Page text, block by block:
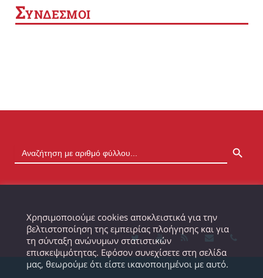
ΣΥΝΔΕΣΜΟΙ
Χρησιμοποιούμε cookies αποκλειστικά για την
βελτιστοποίηση της εμπειρίας πλοήγησης και για
τη σύνταξη ανώνυμων στατιστικών
επισκεψιμότητας. Εφόσον συνεχίσετε στη σελίδα
μας, θεωρούμε ότι είστε ικανοποιημένοι με αυτό.